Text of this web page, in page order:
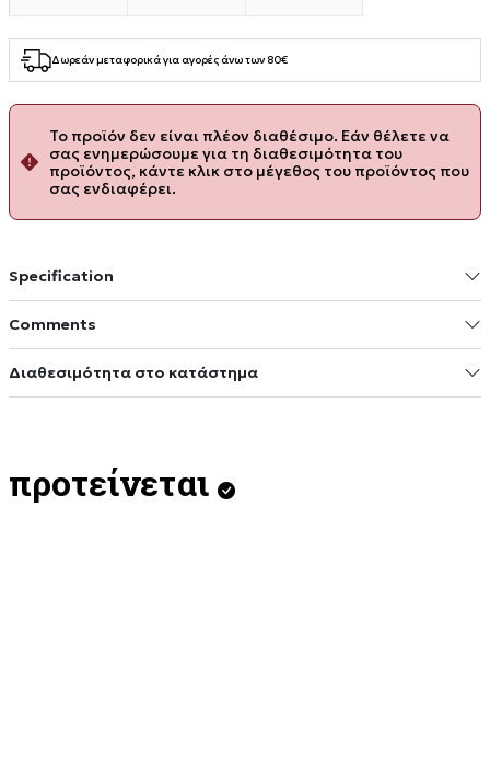
Δωρεάν μεταφορικά για αγορές άνω των 80€
Το προϊόν δεν είναι πλέον διαθέσιμο. Εάν θέλετε να
σας ενημερώσουμε για τη διαθεσιμότητα του
προϊόντος, κάντε κλικ στο μέγεθος του προϊόντος που
σας ενδιαφέρει.
Specification
Comments
Διαθεσιμότητα στο κατάστημα
προτείνεται